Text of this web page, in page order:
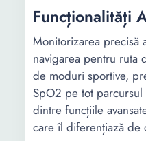
Funcționalități
Monitorizarea precisă
navigarea pentru ruta
de moduri sportive,
SpO2 pe tot
dintre funcțiile
care îl diferențiază de